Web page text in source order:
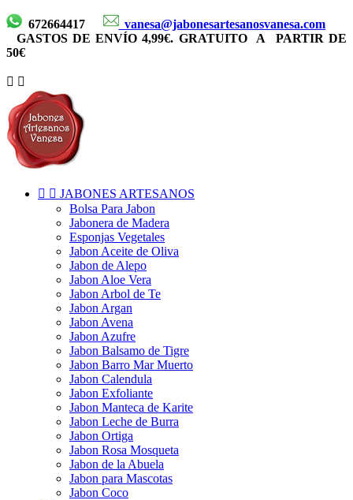
672664417
vanesa@jabonesartesanosvanesa.com
GASTOSDE ENVÍO 4,99€. GRATUITO A PARTIR DE
50€
 
  JABONES ARTESANOS
Bolsa Para Jabon
Jabonera de Madera
Esponjas Vegetales
Jabon Aceite de Oliva
Jabon de Alepo
Jabon Aloe Vera
Jabon Arbol de Te
Jabon Argan
Jabon Avena
Jabon Azufre
Jabon Balsamo de Tigre
Jabon Barro Mar Muerto
Jabon Calendula
Jabon Exfoliante
Jabon Manteca de Karite
Jabon Leche de Burra
Jabon Ortiga
Jabon Rosa Mosqueta
Jabon de la Abuela
Jabon para Mascotas
Jabon Coco